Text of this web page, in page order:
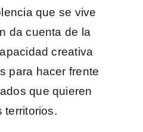
que se vive
da cuenta de la
creativa
para hacer frente
que quieren
territorios.